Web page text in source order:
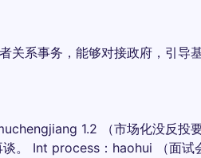
系事务，能够对接政府，引导
1.2 （市场化没反投
。 Int process：haohui （面试